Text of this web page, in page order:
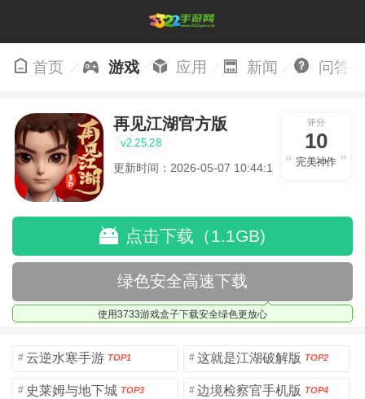
首页 游戏 应用 新闻 问答
再见江湖官方版
v2.25.28
更新时间：2026-05-07 10:44:13
评分
10
完美神作
点击下载（1.1GB)
绿色安全高速下载
使用3733游戏盒子下载安全绿色更放心
# 云逆水寒手游 TOP1 # 这就是江湖破解版 TOP2
# 史莱姆与地下城 TOP3 # 边境检察官手机版 TOP4